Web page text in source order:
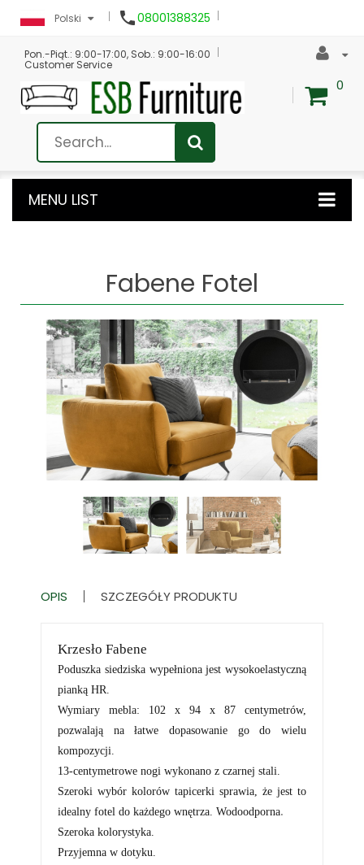
Polski 08001388325
Pon.-Piąt.: 9:00-17:00, Sob.: 9:00-16:00
Customer Service
0
MENU LIST
Fabene Fotel
OPIS SZCZEGÓŁY PRODUKTU
Krzesło Fabene
Poduszka siedziska wypełniona jest wysokoelastyczną
pianką HR.
Wymiary mebla: 102 x 94 x 87 centymetrów,
pozwalają na łatwe dopasowanie go do wielu
kompozycji.
13-centymetrowe nogi wykonano z czarnej stali.
Szeroki wybór kolorów tapicerki sprawia, że jest to
idealny fotel do każdego wnętrza. Wodoodporna.
Szeroka kolorystyka
Przyjemna w dotyku